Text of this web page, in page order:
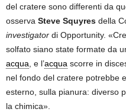
del cratere sono differenti da
osserva Steve Squyres della
investigator di Opportunity.
solfato siano state formate da
acqua, e l’acqua scorre in
nel fondo del cratere potrebbe
esterno, sulla pianura: diverso
la chimica».